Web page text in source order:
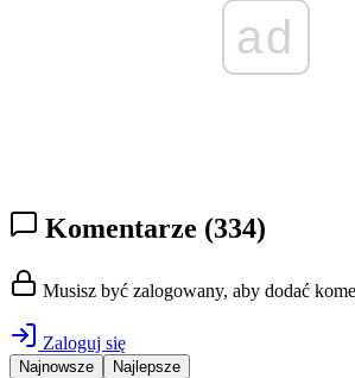
ad
Komentarze (334)
Musisz być zalogowany, aby dodać
Zaloguj się
Najnowsze Najlepsze